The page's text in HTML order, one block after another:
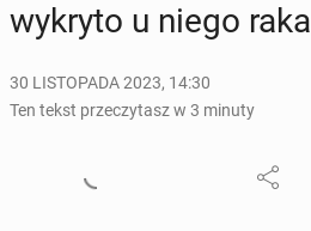
wykryto u niego raka
30 LISTOPADA 2023, 14:30
Ten tekst przeczytasz w 3 minuty